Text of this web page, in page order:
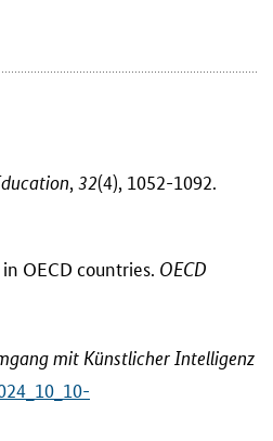
, 32(4), 1052-1092.
OECD countries. OECD
mit Künstlicher Intelligenz